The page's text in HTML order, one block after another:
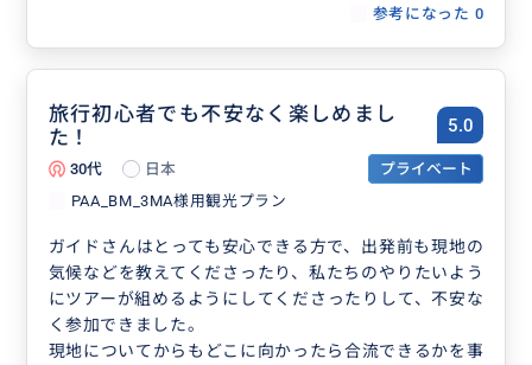
参考になった 0
旅行初心者でも不安なく楽しめまし
た！
5.0
30代 日本
プライベート
PAA_BM_3MA様用観光プラン
ガイドさんはとっても安心できる方で、出発前も現地の
気候などを教えてくださったり、私たちのやりたいよう
にツアーが組めるようにしてくださったりして、不安な
く参加できました。
現地についてからもどこに向かったら合流できるかを事